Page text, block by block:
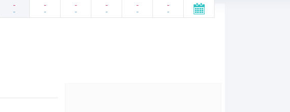
-
-
-
-
-
-
-
-
-
-
-
-